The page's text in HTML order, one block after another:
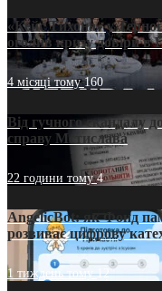
«Кейс Тихона» у
оголив кризу довіри
4 місяці тому160
Від гучного скандалу
справу Мстислава
22 години тому4
AngelicBot: як Фонд
розвиває цифрову
1 тиждень тому12